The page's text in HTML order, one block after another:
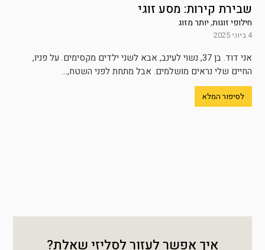
שבירת קירות: מסע זוגי
חילופי זוגות,יותר מזוג
4 ביוני 2025
אני דוד. בן 37, נשוי לעינב, אבא לשני ילדים מקסימים. על פניו,
החיים שלי נראים מושלמים. אבל מתחת לפני השטח,...
לסיפור המלא
איך אפשר לעזור לסליזי שאלת?